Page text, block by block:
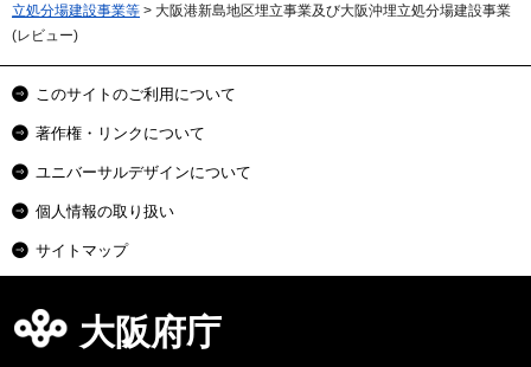
立処分場建設事業等 > 大阪港新島地区埋立事業及び大阪沖埋立処分場建設事業
(レビュー)
このサイトのご利用について
著作権・リンクについて
ユニバーサルデザインについて
個人情報の取り扱い
サイトマップ
大阪府庁